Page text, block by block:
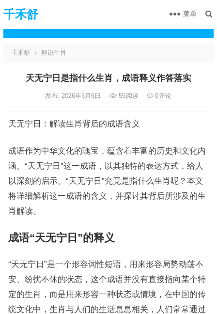
千禾舒 菜单
千禾舒 解说生肖
天无宁日是指什么生肖，成语释义作答落实
发布: 2026年5月6日 55阅读 0评论
天无宁日：解读生肖背后的成语含义
成语作为中华文化的瑰宝，蕴含着丰富的历史和文化内
涵。“天无宁日”这一成语，以其独特的表达方式，给人
以深刻的启示。“天无宁日”究竟是指什么生肖呢？本文
将详细解析这一成语的含义，并探讨其背后所涉及的生
肖解读。
成语“天无宁日”的释义
“天无宁日”是一个形容词性短语，用来形容局势动荡不
安、纷扰不休的状态，这个成语并没有直接指向某个特
定的生肖，而是用来形容一种状态或情境，在中国的传
统文化中，生肖与人们的生活息息相关，人们常常通过